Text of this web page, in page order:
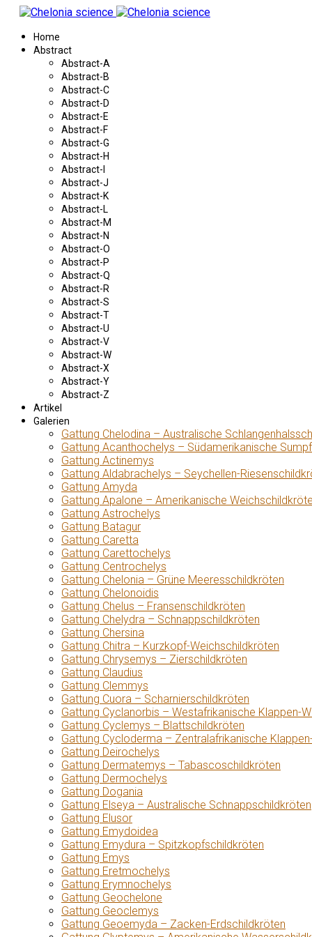
Home
Abstract
Abstract-A
Abstract-B
Abstract-C
Abstract-D
Abstract-E
Abstract-F
Abstract-G
Abstract-H
Abstract-I
Abstract-J
Abstract-K
Abstract-L
Abstract-M
Abstract-N
Abstract-O
Abstract-P
Abstract-Q
Abstract-R
Abstract-S
Abstract-T
Abstract-U
Abstract-V
Abstract-W
Abstract-X
Abstract-Y
Abstract-Z
Artikel
Galerien
Gattung Chelodina – Australische
Gattung Acanthochelys – Südamerikanische
Gattung Actinemys
Gattung Aldabrachelys – Seychellen-
Gattung Amyda
Gattung Apalone – Amerikanische
Gattung Astrochelys
Gattung Batagur
Gattung Caretta
Gattung Carettochelys
Gattung Centrochelys
Gattung Chelonia – Grüne Meeresschildkröten
Gattung Chelonoidis
Gattung Chelus – Fransenschildkröten
Gattung Chelydra – Schnappschildkröten
Gattung Chersina
Gattung Chitra – Kurzkopf-Weichschildkröten
Gattung Chrysemys – Zierschildkröten
Gattung Claudius
Gattung Clemmys
Gattung Cuora – Scharnierschildkröten
Gattung Cyclanorbis – Westafrikanische Klappen-
Gattung Cyclemys – Blattschildkröten
Gattung Cycloderma – Zentralafrikanische
Gattung Deirochelys
Gattung Dermatemys – Tabascoschildkröten
Gattung Dermochelys
Gattung Dogania
Gattung Elseya – Australische Schnappschildkröten
Gattung Elusor
Gattung Emydoidea
Gattung Emydura – Spitzkopfschildkröten
Gattung Emys
Gattung Eretmochelys
Gattung Erymnochelys
Gattung Geochelone
Gattung Geoclemys
Gattung Geoemyda – Zacken-Erdschildkröten